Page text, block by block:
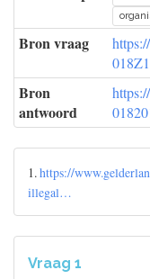
Bron vraag
Bron
antwoord
1.https://
illegal…
Vraag 1